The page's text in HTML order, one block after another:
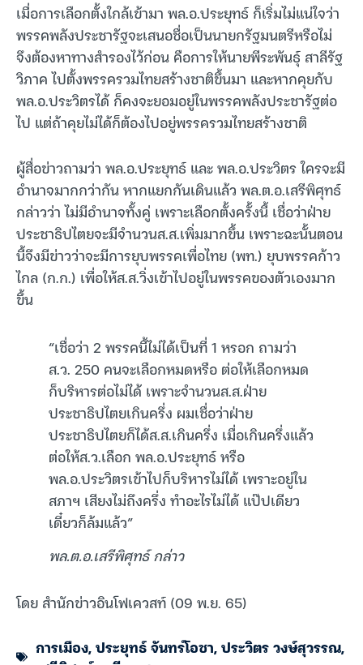
เมื่อการเลือกตั้งใกล้เข้ามา พล.อ.ประยุทธ์ ก็เริ่มไม่แน่ใจว่า
พรรคพลังประชารัฐจะเสนอชื่อเป็นนายกรัฐมนตรีหรือไม่
จึงต้องหาทางสำรองไว้ก่อน คือการให้นายพีระพันธุ์ สาลีรัฐ
วิภาค ไปตั้งพรรครวมไทยสร้างชาติขึ้นมา และหากคุยกับ
พล.อ.ประวิตรได้ ก็คงจะยอมอยู่ในพรรคพลังประชารัฐต่อ
ไป แต่ถ้าคุยไม่ได้ก็ต้องไปอยู่พรรครวมไทยสร้างชาติ
ผู้สื่อข่าวถามว่า พล.อ.ประยุทธ์ และ พล.อ.ประวิตร ใครจะมี
อำนาจมากกว่ากัน หากแยกกันเดินแล้ว พล.ต.อ.เสรีพิศุทธ์
กล่าวว่า ไม่มีอำนาจทั้งคู่ เพราะเลือกตั้งครั้งนี้ เชื่อว่าฝ่าย
ประชาธิปไตยจะมีจำนวนส.ส.เพิ่มมากขึ้น เพราะฉะนั้นตอน
นี้จึงมีข่าวว่าจะมีการยุบพรรคเพื่อไทย (พท.) ยุบพรรคก้าว
ไกล (ก.ก.) เพื่อให้ส.ส.วิ่งเข้าไปอยู่ในพรรคของตัวเองมาก
ขึ้น
“เชื่อว่า 2 พรรคนี้ไม่ได้เป็นที่ 1 หรอก ถามว่า
ส.ว. 250 คนจะเลือกหมดหรือ ต่อให้เลือกหมด
ก็บริหารต่อไม่ได้ เพราะจำนวนส.ส.ฝ่าย
ประชาธิปไตยเกินครึ่ง ผมเชื่อว่าฝ่าย
ประชาธิปไตยก็ได้ส.ส.เกินครึ่ง เมื่อเกินครึ่งแล้ว
ต่อให้ส.ว.เลือก พล.อ.ประยุทธ์ หรือ
พล.อ.ประวิตรเข้าไปก็บริหารไม่ได้ เพราะอยู่ใน
สภาฯ เสียงไม่ถึงครึ่ง ทำอะไรไม่ได้ แป๊ปเดียว
เดี๋ยวก็ล้มแล้ว”
พล.ต.อ.เสรีพิศุทธ์ กล่าว
โดย สำนักข่าวอินโฟเควสท์ (09 พ.ย. 65)
การเมือง,ประยุทธ์ จันทร์โอชา,ประวิตร วงษ์สุวรรณ,